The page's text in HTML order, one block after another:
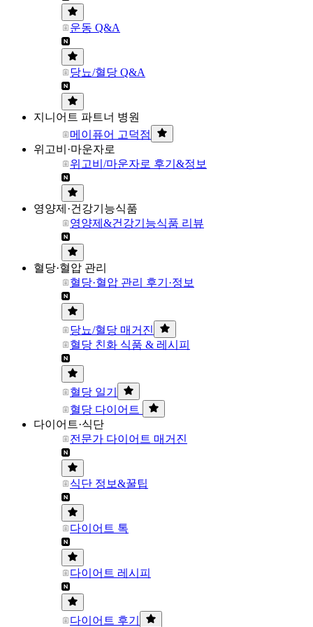
운동 Q&A
당뇨/혈당 Q&A
지니어트 파트너 병원
메이퓨어 고덕점
위고비·마운자로
위고비/마운자로 후기&정보
영양제·건강기능식품
영양제&건강기능식품 리뷰
혈당·혈압 관리
혈당·혈압 관리 후기·정보
당뇨/혈당 매거진
혈당 친화 식품 & 레시피
혈당 일기
혈당 다이어트
다이어트·식단
전문가 다이어트 매거진
식단 정보&꿀팁
다이어트 톡
다이어트 레시피
다이어트 후기